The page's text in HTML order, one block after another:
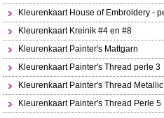
Kleurenkaart House of Embroidery -
Kleurenkaart Kreinik #4 en #8
Kleurenkaart Painter's Mattgarn
Kleurenkaart Painter's Thread perle 3
Kleurenkaart Painter's Thread
Kleurenkaart Painter's Thread Perle 5